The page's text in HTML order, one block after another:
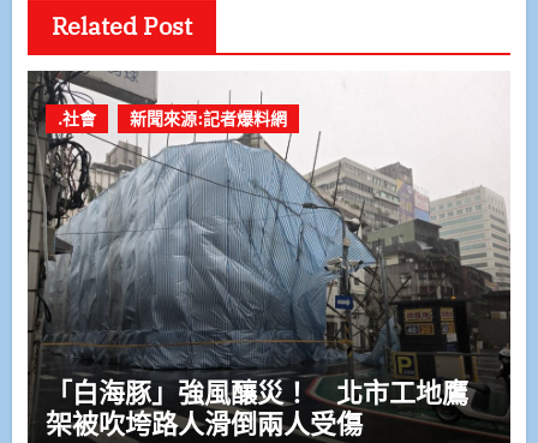
Related Post
.社會 新聞來源:記者爆料網
「白海豚」強風釀災！ 北市工地鷹
架被吹垮路人滑倒兩人受傷